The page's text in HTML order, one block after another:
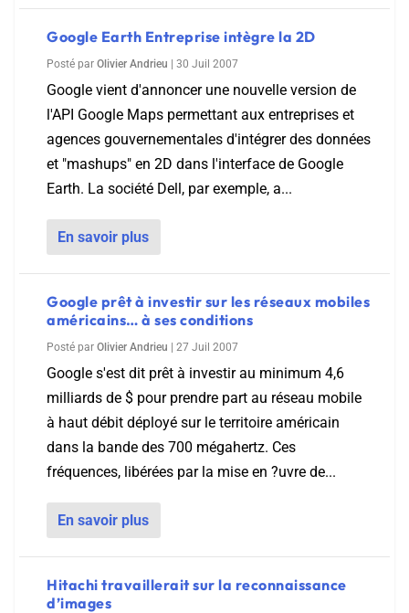
Google Earth Entreprise intègre la 2D
Posté par Olivier Andrieu 30 Juil 2007
Google vient d'annoncer une nouvelle version de
l'API Google Maps permettant aux entreprises et
agences gouvernementales d'intégrer des données
et "mashups" en 2D dans l'interface de Google
Earth. La société Dell, par exemple, a...
En savoir plus
Google prêt à investir sur les réseaux mobiles
américains… à ses conditions
Posté par Olivier Andrieu 27 Juil 2007
Google s'est dit prêt à investir au minimum 4,6
milliards de $ pour prendre part au réseau mobile
à haut débit déployé sur le territoire américain
dans la bande des 700 mégahertz. Ces
fréquences, libérées par la mise en ?uvre de...
En savoir plus
Hitachi travaillerait sur la reconnaissance
d’images